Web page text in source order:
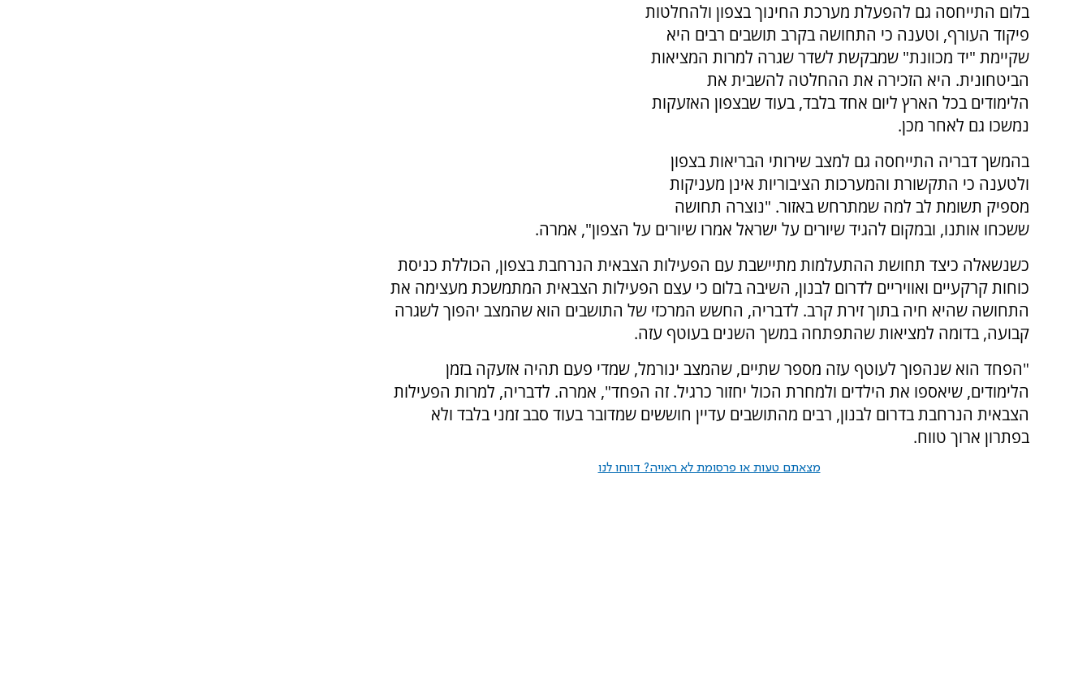
בלום התייחסה גם להפעלת מערכת החינוך בצפון ולהחלטות
פיקוד העורף, וטענה כי התחושה בקרב תושבים רבים היא
שקיימת "יד מכוונת" שמבקשת לשדר שגרה למרות המציאות
הביטחונית. היא הזכירה את ההחלטה להשבית את
הלימודים בכל הארץ ליום אחד בלבד, בעוד שבצפון האזעקות
נמשכו גם לאחר מכן.
בהמשך דבריה התייחסה גם למצב שירותי הבריאות בצפון
ולטענה כי התקשורת והמערכות הציבוריות אינן מעניקות
מספיק תשומת לב למה שמתרחש באזור. "נוצרה תחושה
ששכחו אותנו, ובמקום להגיד שיורים על ישראל אמרו שיורים על הצפון", אמרה.
כשנשאלה כיצד תחושת ההתעלמות מתיישבת עם הפעילות הצבאית הנרחבת בצפון, הכוללת כניסת
כוחות קרקעיים ואוויריים לדרום לבנון, השיבה בלום כי עצם הפעילות הצבאית המתמשכת מעצימה את
התחושה שהיא חיה בתוך זירת קרב. לדבריה, החשש המרכזי של התושבים הוא שהמצב יהפוך לשגרה
קבועה, בדומה למציאות שהתפתחה במשך השנים בעוטף עזה.
"הפחד הוא שנהפוך לעוטף עזה מספר שתיים, שהמצב ינורמל, שמדי פעם תהיה אזעקה בזמן
הלימודים, שיאספו את הילדים ולמחרת הכול יחזור כרגיל. זה הפחד", אמרה. לדבריה, למרות הפעילות
הצבאית הנרחבת בדרום לבנון, רבים מהתושבים עדיין חוששים שמדובר בעוד סבב זמני בלבד ולא
בפתרון ארוך טווח.
מצאתם טעות או פרסומת לא ראויה? דווחו לנו